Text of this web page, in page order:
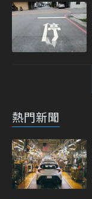
熱門新聞